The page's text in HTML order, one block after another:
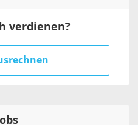
verdienen?